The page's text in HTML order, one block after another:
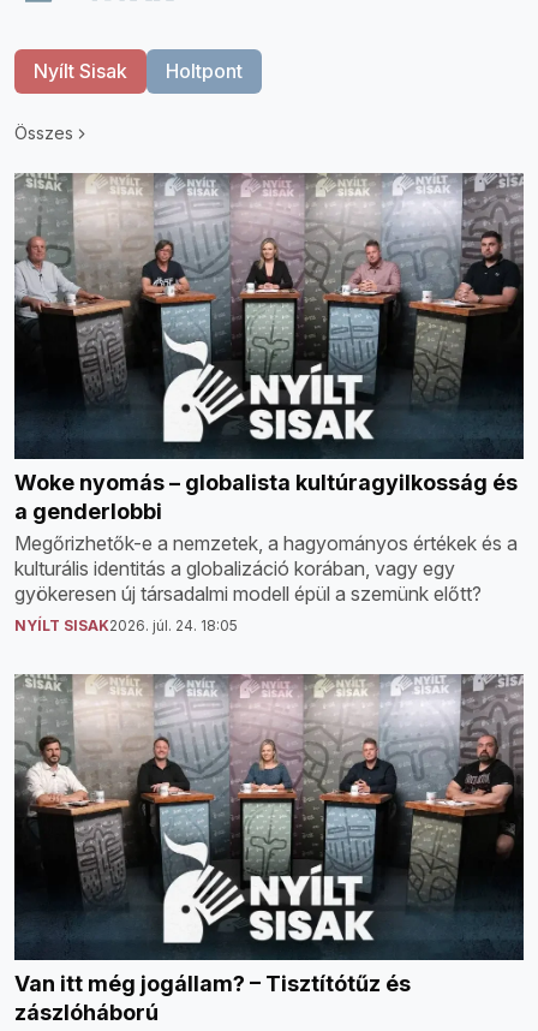
Nyílt Sisak Holtpont
Összes
Woke nyomás – globalista kultúragyilkosság és
a genderlobbi
Megőrizhetők-e a nemzetek, a hagyományos értékek és a
kulturális identitás a globalizáció korában, vagy egy
gyökeresen új társadalmi modell épül a szemünk előtt?
NYÍLT SISAK2026. júl. 24. 18:05
Van itt még jogállam? – Tisztítótűz és
zászlóháború